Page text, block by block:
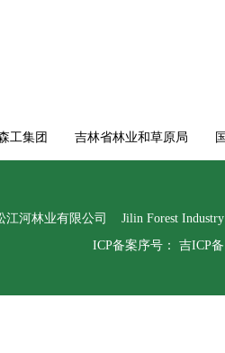
工集团 吉林省林业和草原局
江河林业有限公司 Jilin Forest
ICP备案序号： 吉ICP